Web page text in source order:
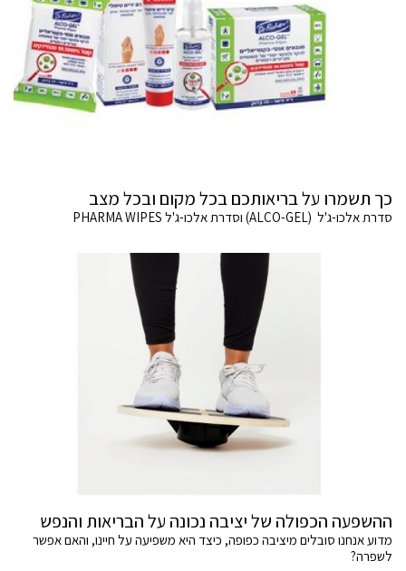
כך תשמרו על בריאותכם בכל מקום ובכל מצב
סדרת אלכו-ג'ל (ALCO-GEL) וסדרת אלכו-ג'ל PHARMA WIPES
ההשפעה הכפולה של יציבה נכונה על הבריאות והנפש
מדוע אנחנו סובלים מיציבה כפופה, כיצד היא משפיעה על חיינו, והאם אפשר
לשפרה?